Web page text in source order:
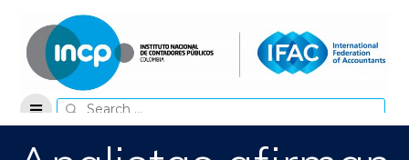
content
Search
for: